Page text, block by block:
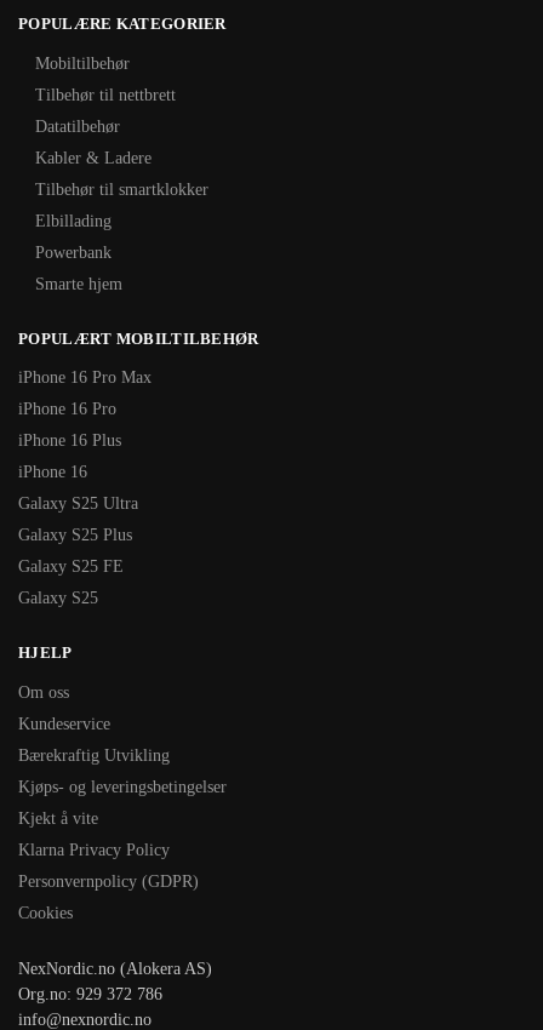
POPULÆRE KATEGORIER
Mobiltilbehør
Tilbehør til nettbrett
Datatilbehør
Kabler & Ladere
Tilbehør til smartklokker
Elbillading
Powerbank
Smarte hjem
POPULÆRT MOBILTILBEHØR
iPhone 16 Pro Max
iPhone 16 Pro
iPhone 16 Plus
iPhone 16
Galaxy S25 Ultra
Galaxy S25 Plus
Galaxy S25 FE
Galaxy S25
HJELP
Om oss
Kundeservice
Bærekraftig Utvikling
Kjøps- og leveringsbetingelser
Kjekt å vite
Klarna Privacy Policy
Personvernpolicy (GDPR)
Cookies
NexNordic.no (Alokera AS)
Org.no: 929 372 786
info@nexnordic.no